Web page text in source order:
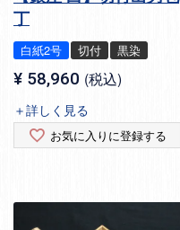
丁
白紙2号 切付 黒染
¥ 58,960 税込
＋詳しく見る
お気に入りに登録する